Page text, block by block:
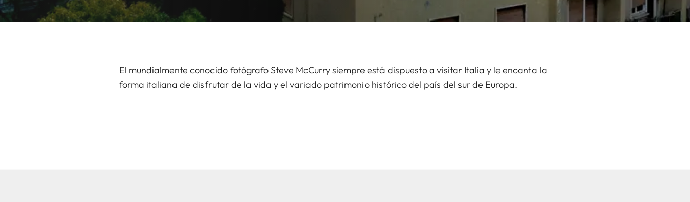
El mundialmente conocido fotógrafo Steve McCurry siempre está dispuesto a visitar Italia y le encanta la
forma italiana de disfrutar de la vida y el variado patrimonio histórico del país del sur de Europa.